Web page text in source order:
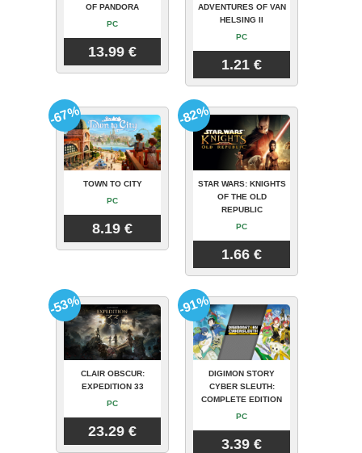
OF PANDORA
PC
13.99 €
ADVENTURES OF VAN
HELSING II
PC
1.21 €
TOWN TO CITY
PC
8.19 €
-67%
STAR WARS: KNIGHTS
OF THE OLD
REPUBLIC
PC
1.66 €
-82%
CLAIR OBSCUR:
EXPEDITION 33
PC
23.29 €
-53%
DIGIMON STORY
CYBER SLEUTH:
COMPLETE EDITION
PC
3.39 €
-91%